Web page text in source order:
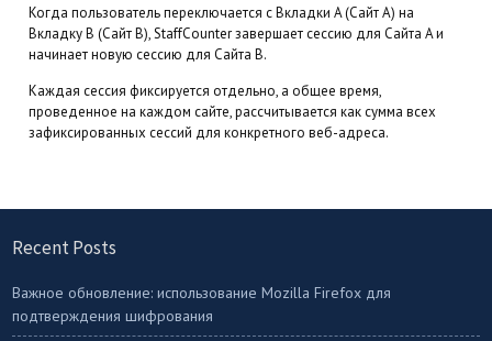
Когда пользователь переключается с Вкладки A (Сайт A) на
Вкладку B (Сайт B), StaffCounter завершает сессию для Сайта A и
начинает новую сессию для Сайта B.
Каждая сессия фиксируется отдельно, а общее время,
проведенное на каждом сайте, рассчитывается как сумма всех
зафиксированных сессий для конкретного веб-адреса.
Recent Posts
Важное обновление: использование Mozilla Firefox для
подтверждения шифрования